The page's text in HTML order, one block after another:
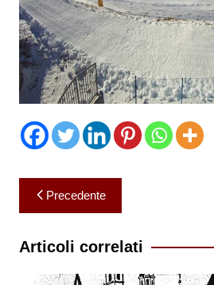
Navigazione
articoli
Precedente
Articoli correlati